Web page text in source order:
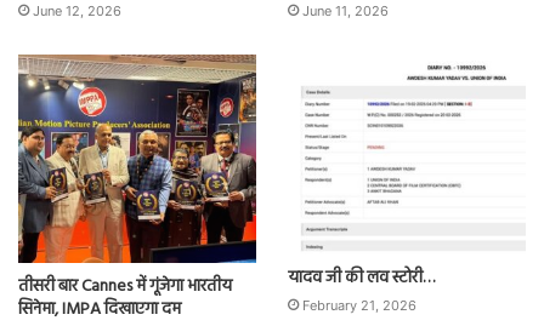
June 12, 2026 June 11, 2026
तीसरी बार Cannes में गूंजेगा भारतीय
सिनेमा, IMPA दिखाएगा दम
यादव जी की लव स्टोरी…
February 21, 2026